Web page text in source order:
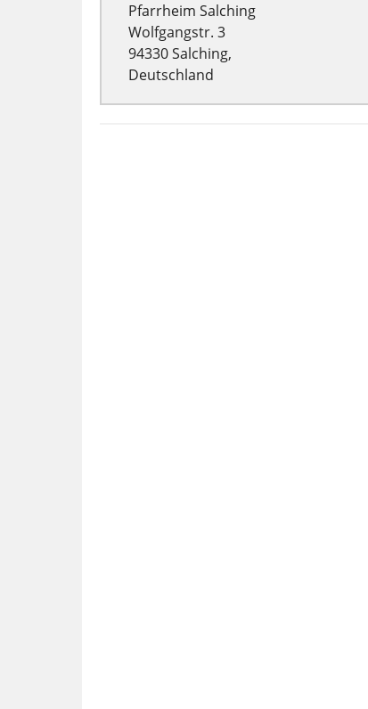
Pfarrheim Salching
Wolfgangstr. 3
94330 Salching,
Deutschland